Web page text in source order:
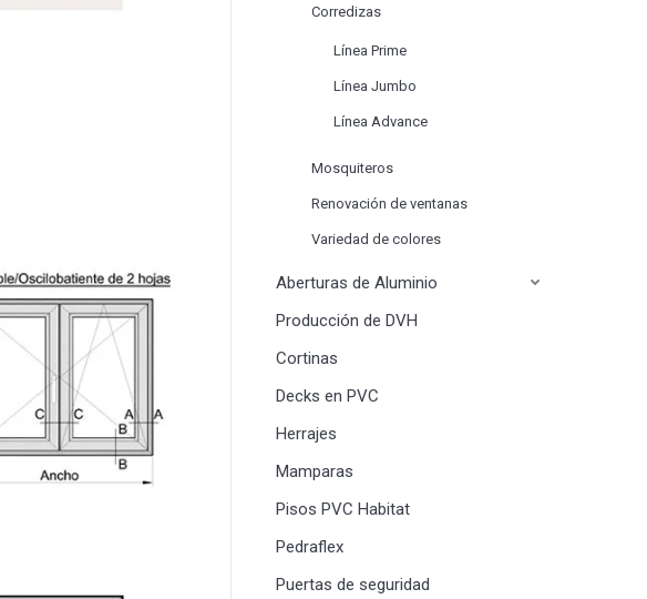
Corredizas
Línea Prime
Línea Jumbo
Línea Advance
Mosquiteros
Renovación de ventanas
Variedad de colores
Aberturas de Aluminio
Producción de DVH
Cortinas
Decks en PVC
Herrajes
Mamparas
Pisos PVC Habitat
Pedraflex
Puertas de seguridad